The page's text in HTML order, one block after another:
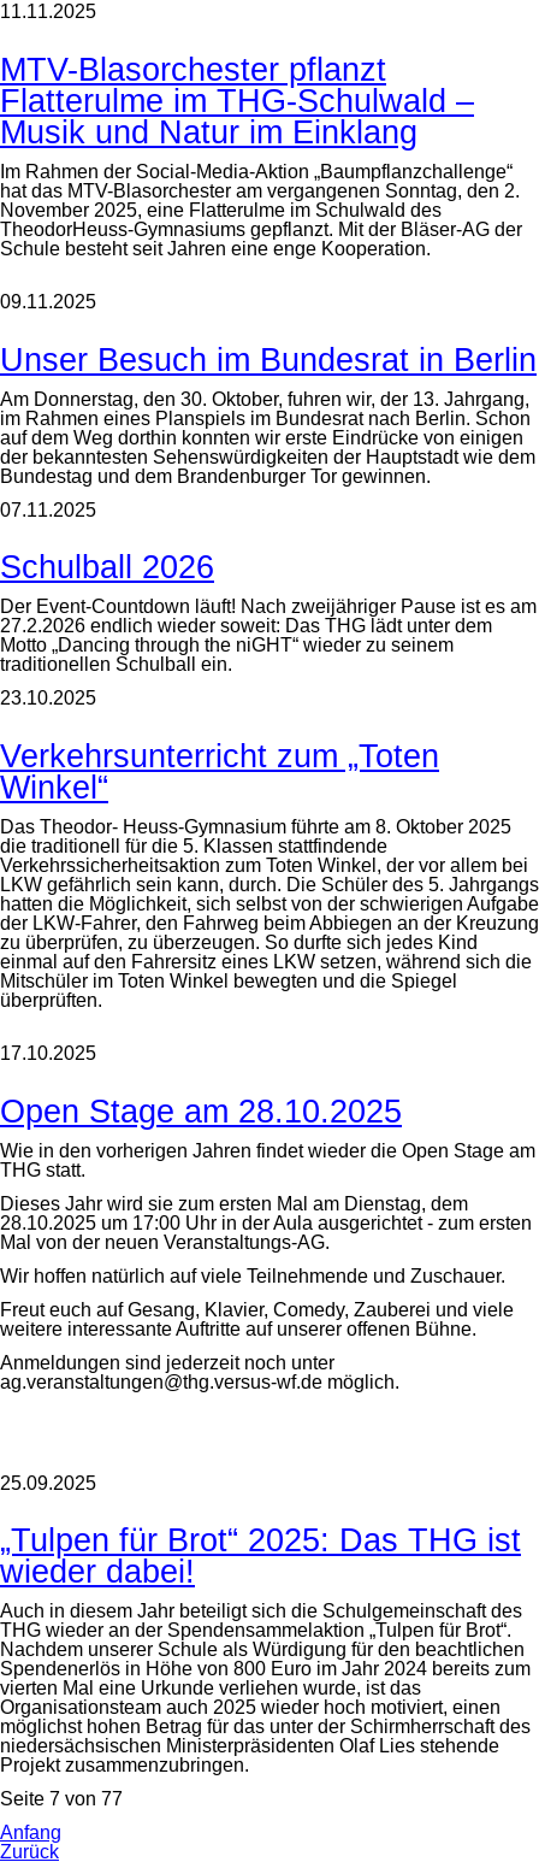
11.11.2025
MTV-Blasorchester pflanzt
Flatterulme im THG-Schulwald –
Musik und Natur im Einklang
Im Rahmen der Social-Media-Aktion „Baumpflanzchallenge“
hat das MTV-Blasorchester am vergangenen Sonntag, den 2.
November 2025, eine Flatterulme im Schulwald des
TheodorHeuss-Gymnasiums gepflanzt. Mit der Bläser-AG der
Schule besteht seit Jahren eine enge Kooperation.
09.11.2025
Unser Besuch im Bundesrat in Berlin
Am Donnerstag, den 30. Oktober, fuhren wir, der 13. Jahrgang,
im Rahmen eines Planspiels im Bundesrat nach Berlin. Schon
auf dem Weg dorthin konnten wir erste Eindrücke von einigen
der bekanntesten Sehenswürdigkeiten der Hauptstadt wie dem
Bundestag und dem Brandenburger Tor gewinnen.
07.11.2025
Schulball 2026
Der Event-Countdown läuft! Nach zweijähriger Pause ist es am
27.2.2026 endlich wieder soweit: Das THG lädt unter dem
Motto „Dancing through the niGHT“ wieder zu seinem
traditionellen Schulball ein.
23.10.2025
Verkehrsunterricht zum „Toten
Winkel“
Das Theodor- Heuss-Gymnasium führte am 8. Oktober 2025
die traditionell für die 5. Klassen stattfindende
Verkehrssicherheitsaktion zum Toten Winkel, der vor allem bei
LKW gefährlich sein kann, durch. Die Schüler des 5. Jahrgangs
hatten die Möglichkeit, sich selbst von der schwierigen Aufgabe
der LKW-Fahrer, den Fahrweg beim Abbiegen an der Kreuzung
zu überprüfen, zu überzeugen. So durfte sich jedes Kind
einmal auf den Fahrersitz eines LKW setzen, während sich die
Mitschüler im Toten Winkel bewegten und die Spiegel
überprüften.
17.10.2025
Open Stage am 28.10.2025
Wie in den vorherigen Jahren findet wieder die Open Stage am
THG statt.
Dieses Jahr wird sie zum ersten Mal am Dienstag, dem
28.10.2025 um 17:00 Uhr in der Aula ausgerichtet - zum ersten
Mal von der neuen Veranstaltungs-AG.
Wir hoffen natürlich auf viele Teilnehmende und Zuschauer.
Freut euch auf Gesang, Klavier, Comedy, Zauberei und viele
weitere interessante Auftritte auf unserer offenen Bühne.
Anmeldungen sind jederzeit noch unter
ag.veranstaltungen@thg.versus-wf.de möglich.
25.09.2025
„Tulpen für Brot“ 2025: Das THG ist
wieder dabei!
Auch in diesem Jahr beteiligt sich die Schulgemeinschaft des
THG wieder an der Spendensammelaktion „Tulpen für Brot“.
Nachdem unserer Schule als Würdigung für den beachtlichen
Spendenerlös in Höhe von 800 Euro im Jahr 2024 bereits zum
vierten Mal eine Urkunde verliehen wurde, ist das
Organisationsteam auch 2025 wieder hoch motiviert, einen
möglichst hohen Betrag für das unter der Schirmherrschaft des
niedersächsischen Ministerpräsidenten Olaf Lies stehende
Projekt zusammenzubringen.
Seite 7 von 77
Anfang
Zurück